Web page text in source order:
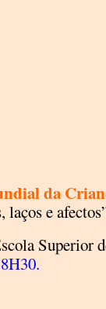
da
e
Superior